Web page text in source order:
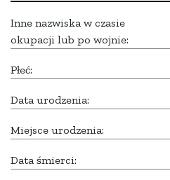
Inne nazwiska w czasie
okupacji lub po wojnie:
Płeć:
Data urodzenia:
Miejsce urodzenia:
Data śmierci: